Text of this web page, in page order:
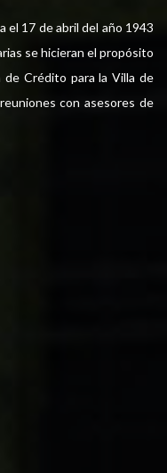
el 17 de abril del año 1943
se hicieran el propósito
de Crédito para la Villa de
con asesores de